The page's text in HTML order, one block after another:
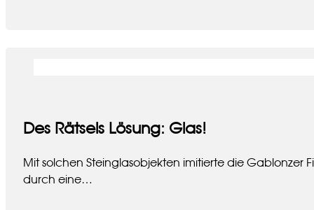
Des Rätsels Lösung: Glas!
Mit solchen Steinglasobjekten imitierte die Gablonzer
durch eine…